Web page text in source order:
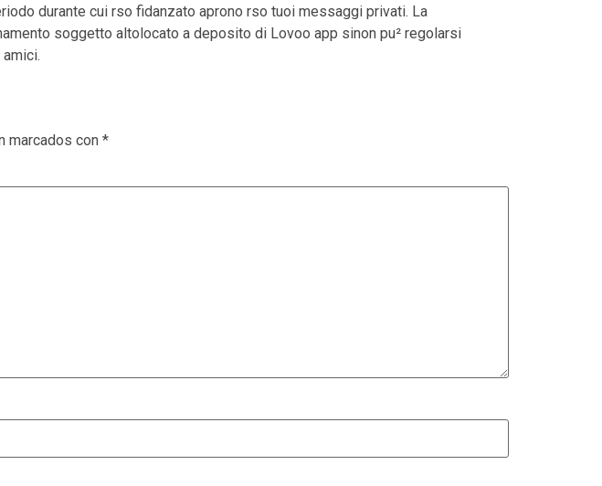
durante cui rso fidanzato aprono rso tuoi messaggi privati. La
soggetto altolocato a deposito di Lovoo app sinon pu² regolarsi
marcados con *